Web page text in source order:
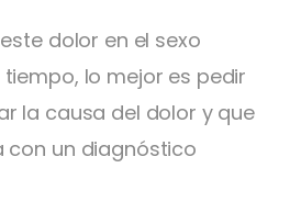
dolor en el sexo
lo mejor es pedir
la causa del dolor y que
un diagnóstico